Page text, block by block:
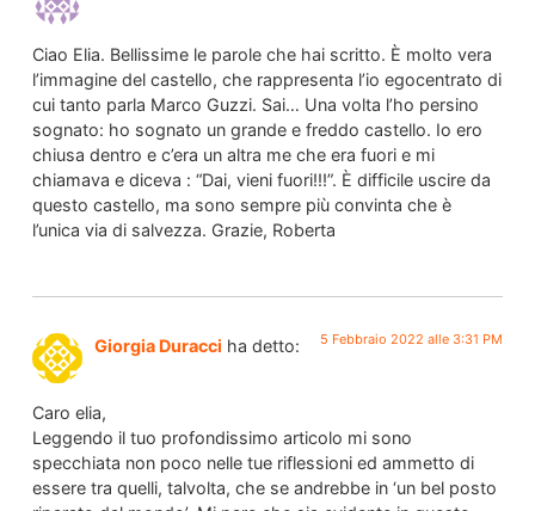
Ciao Elia. Bellissime le parole che hai scritto. È molto vera
l’immagine del castello, che rappresenta l’io egocentrato di
cui tanto parla Marco Guzzi. Sai… Una volta l’ho persino
sognato: ho sognato un grande e freddo castello. Io ero
chiusa dentro e c’era un altra me che era fuori e mi
chiamava e diceva : “Dai, vieni fuori!!!”. È difficile uscire da
questo castello, ma sono sempre più convinta che è
l’unica via di salvezza. Grazie, Roberta
Giorgia Duracci ha detto: 5 Febbraio 2022 alle 3:31 PM
Caro elia,
Leggendo il tuo profondissimo articolo mi sono
specchiata non poco nelle tue riflessioni ed ammetto di
essere tra quelli, talvolta, che se andrebbe in ‘un bel posto